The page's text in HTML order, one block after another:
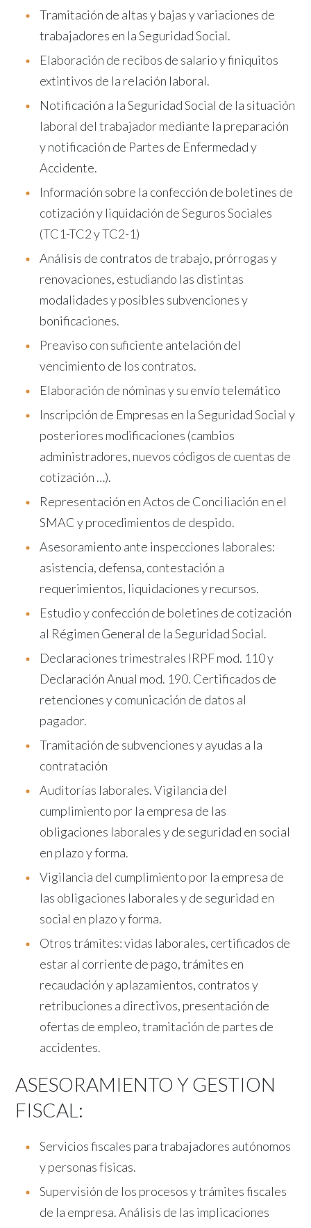
Tramitación de altas y bajas y variaciones de
trabajadores en la Seguridad Social.
Elaboración de recibos de salario y finiquitos
extintivos de la relación laboral.
Notificación a la Seguridad Social de la situación
laboral del trabajador mediante la preparación
y notificación de Partes de Enfermedad y
Accidente.
Información sobre la confección de boletines de
cotización y liquidación de Seguros Sociales
(TC1-TC2 y TC2-1)
Análisis de contratos de trabajo, prórrogas y
renovaciones, estudiando las distintas
modalidades y posibles subvenciones y
bonificaciones.
Preaviso con suficiente antelación del
vencimiento de los contratos.
Elaboración de nóminas y su envío telemático
Inscripción de Empresas en la Seguridad Social y
posteriores modificaciones (cambios
administradores, nuevos códigos de cuentas de
cotización …).
Representación en Actos de Conciliación en el
SMAC y procedimientos de despido.
Asesoramiento ante inspecciones laborales:
asistencia, defensa, contestación a
requerimientos, liquidaciones y recursos.
Estudio y confección de boletines de cotización
al Régimen General de la Seguridad Social.
Declaraciones trimestrales IRPF mod. 110 y
Declaración Anual mod. 190. Certificados de
retenciones y comunicación de datos al
pagador.
Tramitación de subvenciones y ayudas a la
contratación
Auditorías laborales. Vigilancia del
cumplimiento por la empresa de las
obligaciones laborales y de seguridad en social
en plazo y forma.
Vigilancia del cumplimiento por la empresa de
las obligaciones laborales y de seguridad en
social en plazo y forma.
Otros trámites: vidas laborales, certificados de
estar al corriente de pago, trámites en
recaudación y aplazamientos, contratos y
retribuciones a directivos, presentación de
ofertas de empleo, tramitación de partes de
accidentes.
ASESORAMIENTO Y GESTION
FISCAL:
Servicios fiscales para trabajadores autónomos
y personas físicas.
Supervisión de los procesos y trámites fiscales
de la empresa. Análisis de las implicaciones